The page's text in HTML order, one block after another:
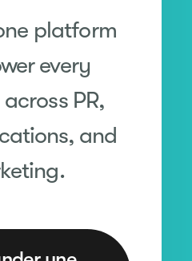
platform
every
PR,
and